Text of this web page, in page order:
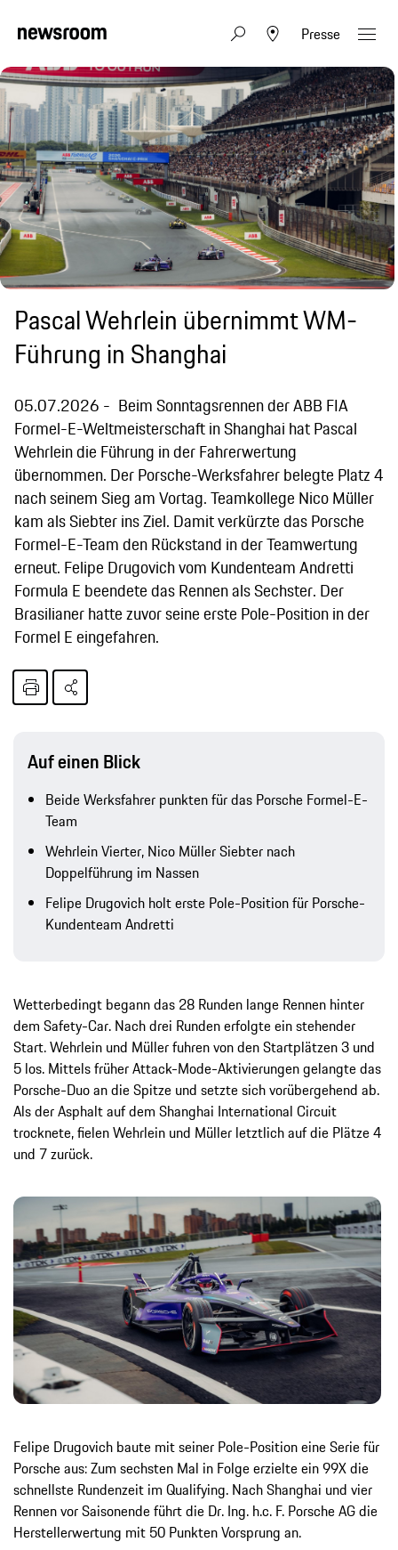
Presse
Pascal Wehrlein übernimmt WM-
Führung in Shanghai
05.07.2026
Beim Sonntagsrennen der ABB FIA
Formel-E-Weltmeisterschaft in Shanghai hat Pascal
Wehrlein die Führung in der Fahrerwertung
übernommen. Der Porsche-Werksfahrer belegte Platz 4
nach seinem Sieg am Vortag. Teamkollege Nico Müller
kam als Siebter ins Ziel. Damit verkürzte das Porsche
Formel-E-Team den Rückstand in der Teamwertung
erneut. Felipe Drugovich vom Kundenteam Andretti
Formula E beendete das Rennen als Sechster. Der
Brasilianer hatte zuvor seine erste Pole-Position in der
Formel E eingefahren.
Auf einen Blick
Beide Werksfahrer punkten für das Porsche Formel-E-
Team
Wehrlein Vierter, Nico Müller Siebter nach
Doppelführung im Nassen
Felipe Drugovich holt erste Pole-Position für Porsche-
Kundenteam Andretti
Wetterbedingt begann das 28 Runden lange Rennen hinter
dem Safety-Car. Nach drei Runden erfolgte ein stehender
Start. Wehrlein und Müller fuhren von den Startplätzen 3 und
5 los. Mittels früher Attack-Mode-Aktivierungen gelangte das
Porsche-Duo an die Spitze und setzte sich vorübergehend ab.
Als der Asphalt auf dem Shanghai International Circuit
trocknete, fielen Wehrlein und Müller letztlich auf die Plätze 4
und 7 zurück.
Felipe Drugovich baute mit seiner Pole-Position eine Serie für
Porsche aus: Zum sechsten Mal in Folge erzielte ein 99X die
schnellste Rundenzeit im Qualifying. Nach Shanghai und vier
Rennen vor Saisonende führt die Dr. Ing. h.c. F. Porsche AG die
Herstellerwertung mit 50 Punkten Vorsprung an.